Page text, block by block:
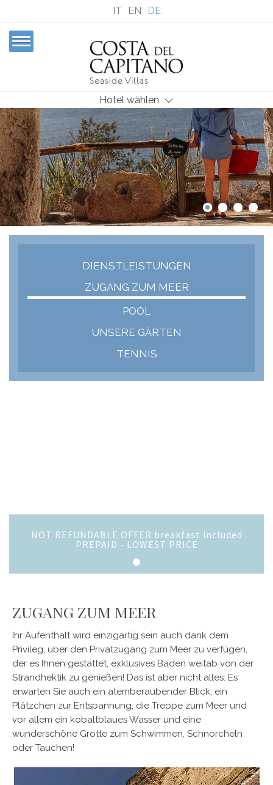
IT EN DE
Hotel wählen
DIENSTLEISTUNGEN
ZUGANG ZUM MEER
POOL
UNSERE GÄRTEN
TENNIS
NOT REFUNDABLE OFFER breakfast included
PREPAID - LOWEST PRICE
ZUGANG ZUM MEER
Ihr Aufenthalt wird einzigartig sein auch dank dem
Privileg, über den Privatzugang zum Meer zu verfügen,
der es Ihnen gestattet, exklusives Baden weitab von der
Strandhektik zu genießen! Das ist aber nicht alles: Es
erwarten Sie auch ein atemberaubender Blick, ein
Plätzchen zur Entspannung, die Treppe zum Meer und
vor allem ein kobaltblaues Wasser und eine
wunderschöne Grotte zum Schwimmen, Schnorcheln
oder Tauchen!